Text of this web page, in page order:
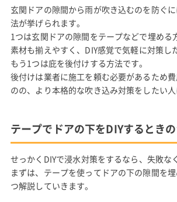
玄関ドアの隙間から雨が吹き込むのを防ぐ
法が挙げられます。
1つは玄関ドアの隙間をテープなどで埋める
素材も揃えやすく、DIY感覚で気軽に対策し
もう1つは庇を後付けする方法です。
後付けは業者に施工を頼む必要があるため
のの、より本格的な吹き込み対策をしたい人
テープでドアの下をDIYするとき
せっかくDIYで浸水対策をするなら、失敗な
まずは、テープを使ってドアの下の隙間を
つ解説していきます。